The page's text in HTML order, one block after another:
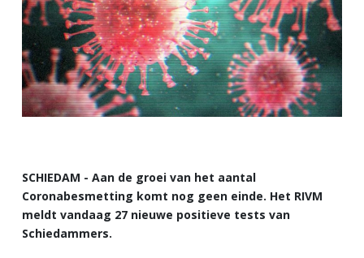
SCHIEDAM - Aan de groei van het aantal
Coronabesmetting komt nog geen einde. Het RIVM
meldt vandaag 27 nieuwe positieve tests van
Schiedammers.